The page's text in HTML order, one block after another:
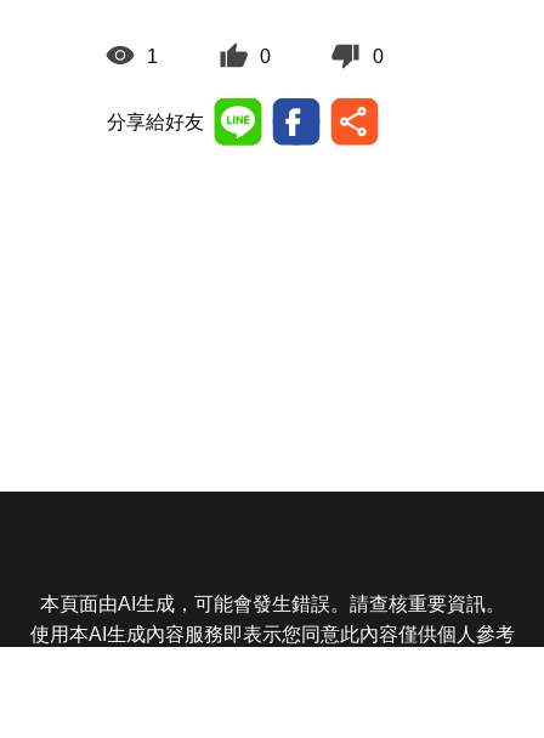
1 0 0
分享給好友
本頁面由AI生成，可能會發生錯誤。請查核重要資訊。
使用本AI生成內容服務即表示您同意此內容僅供個人參考